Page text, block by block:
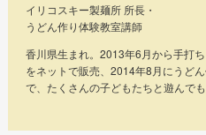
イリコスキー製麺所 所長・
うどん作り体験教室講師
香川県生まれ。2013年6月から手打
をネットで販売、2014年8月にうど
で、たくさんの子どもたちと遊んでも